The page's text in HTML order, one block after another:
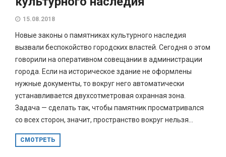
15.08.2018
Новые законы о памятниках культурного наследия
вызвали беспокойство городских властей. Сегодня о этом
говорили на оперативном совещании в администрации
города. Если на историческое здание не оформлены
нужные документы, то вокруг него автоматически
устанавливается двухсотметровая охранная зона.
Задача — сделать так, чтобы памятник просматривался
со всех сторон, значит, пространство вокруг нельзя...
СМОТРЕТЬ